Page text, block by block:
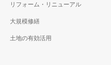
リフォーム・リニューアル
大規模修繕
土地の有効活用